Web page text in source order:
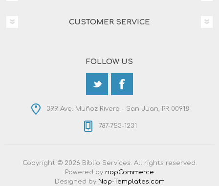
CUSTOMER SERVICE
FOLLOW US
399 Ave. Muñoz Rivera - San Juan, PR 00918
787-753-1231
Copyright © 2026 Biblio Services. All rights reserved.
Powered by nopCommerce
Designed by Nop-Templates.com